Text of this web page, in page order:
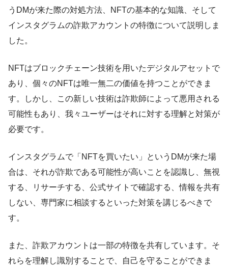
うDMが来た際の対処方法、NFTの基本的な知識、そして
インスタグラムの詐欺アカウントの特徴について説明しま
した。
NFTはブロックチェーン技術を用いたデジタルアセットで
あり、個々のNFTは唯一無二の価値を持つことができま
す。しかし、この新しい技術は詐欺師によって悪用される
可能性もあり、我々ユーザーはそれに対する理解と対策が
必要です。
インスタグラムで「NFTを買いたい」というDMが来た場
合は、それが詐欺である可能性が高いことを認識し、無視
する、リサーチする、公式サイトで確認する、情報を共有
しない、専門家に相談するといった対策を講じるべきで
す。
また、詐欺アカウントは一部の特徴を共有しています。そ
れらを理解し識別することで、自己を守ることができま